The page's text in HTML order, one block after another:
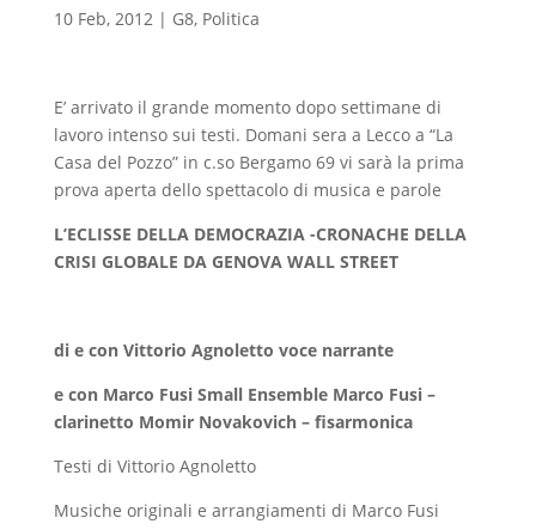
10 Feb, 2012| G8, Politica
E’ arrivato il grande momento dopo settimane di
lavoro intenso sui testi. Domani sera a Lecco a “La
Casa del Pozzo” in c.so Bergamo 69 vi sarà la prima
prova aperta dello spettacolo di musica e parole
L’ECLISSE DELLA DEMOCRAZIA -CRONACHE DELLA
CRISI GLOBALE DA GENOVA WALL STREET
di e con Vittorio Agnoletto voce narrante
e con Marco Fusi Small Ensemble Marco Fusi –
clarinetto Momir Novakovich – fisarmonica
Testi di Vittorio Agnoletto
Musiche originali e arrangiamenti di Marco Fusi